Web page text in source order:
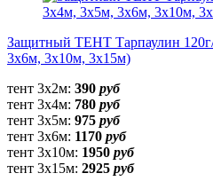
Защитный ТЕНТ Тарпаулин
3х6м, 3х10м, 3х15м)
тент 3х2м: 390 руб
тент 3х4м: 780 руб
тент 3х5м: 975 руб
тент 3х6м: 1170 руб
тент 3х10м: 1950 руб
тент 3х15м: 2925 руб